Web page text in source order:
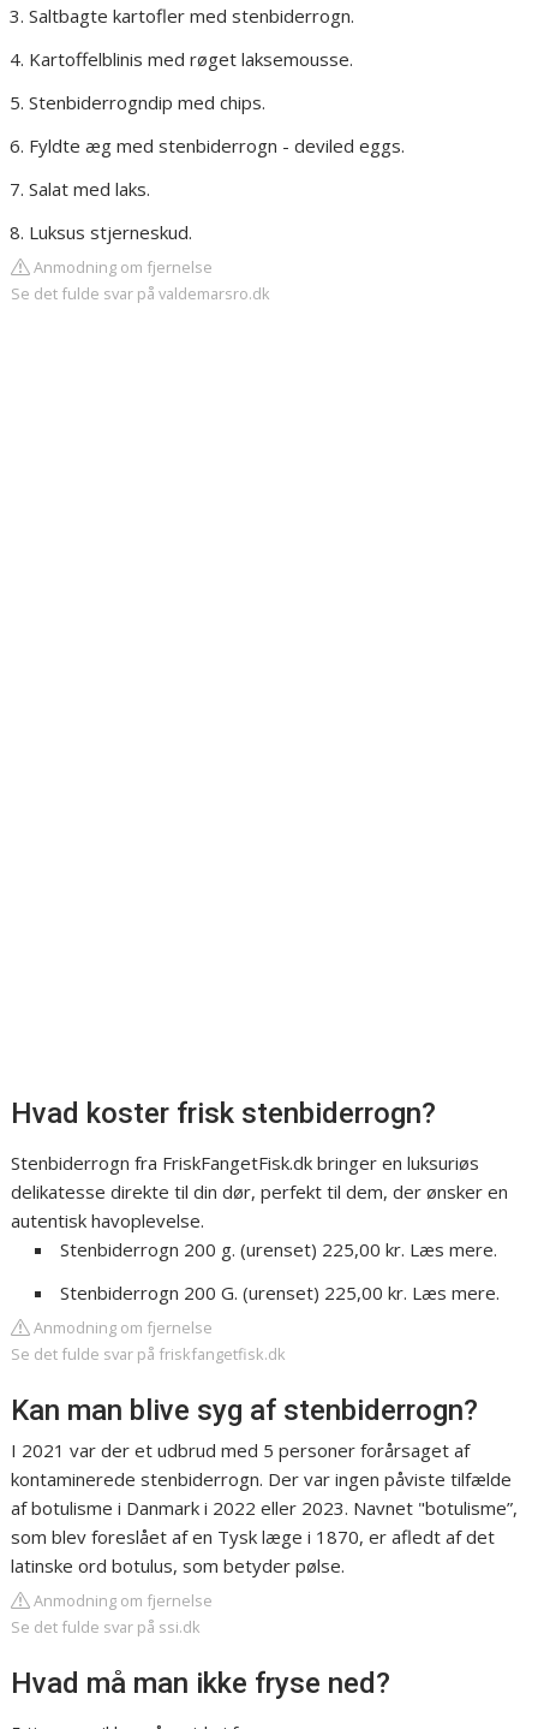
Saltbagte kartofler med stenbiderrogn.
Kartoffelblinis med røget laksemousse.
Stenbiderrogndip med chips.
Fyldte æg med stenbiderrogn - deviled eggs.
Salat med laks.
Luksus stjerneskud.
Anmodning om fjernelse
Se det fulde svar på valdemarsro.dk
Hvad koster frisk stenbiderrogn?
Stenbiderrogn fra FriskFangetFisk.dk bringer en luksuriøs
delikatesse direkte til din dør, perfekt til dem, der ønsker en
autentisk havoplevelse.
Stenbiderrogn 200 g. (urenset) 225,00 kr. Læs mere.
Stenbiderrogn 200 G. (urenset) 225,00 kr. Læs mere.
Anmodning om fjernelse
Se det fulde svar på friskfangetfisk.dk
Kan man blive syg af stenbiderrogn?
I 2021 var der et udbrud med 5 personer forårsaget af
kontaminerede stenbiderrogn. Der var ingen påviste tilfælde
af botulisme i Danmark i 2022 eller 2023. Navnet "botulisme”,
som blev foreslået af en Tysk læge i 1870, er afledt af det
latinske ord botulus, som betyder pølse.
Anmodning om fjernelse
Se det fulde svar på ssi.dk
Hvad må man ikke fryse ned?